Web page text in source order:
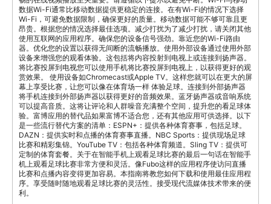
数据Wi-Fi通常比移动数据提供更稳定的连接。在有Wi-Fi的情况下选择
Wi-Fi，可避免数据限制，确保更好的质量。移动数据可能不够可靠且更
昂贵。根据您的情况选择最佳选项。减少打扰为了减少打扰，请关闭其他
使用互联网的应用程序。确保您的设备信号强劲。靠近您的Wi-Fi路由
器。优化您的设置以获得无间断的流畅播放。使用外部设备通过使用外部
设备来增强您的观看体验。这包括将内容投射到电视上或连接到扬声器。
将比赛投屏到电视您可以使用手机将比赛投屏到电视上，以获得更好的观
赏效果。 使用设备如Chromecast或Apple TV。这样您就可以在更大的屏
幕上享受比赛，让您可以像在体育场一样 体验足球。连接到外部扬声器
将手机连接到外部扬声器以获得更好的音频效果。蓝牙扬声器或音响系统
可以提高音质。这将让评论和人群噪音充满整个空间，提升您的看足球体
验。富博应用的替代品如果富博不适合您，还有其他应用可供选择。以下
是一些流行替代方案的清单：ESPN+：提供各种体育赛事，包括足球。
DAZN：提供实时和点播的体育赛事直播。NBC Sports：提供现场足球
比赛和精彩集锦。YouTube TV：包括各种体育频道。Sling TV：提供可
定制的体育套餐。关于在智能手机上观看足球比赛的最后一句话在智能手
机上观看足球比赛非常方便和灵活。像Fubo这样的应用程序使访问直播
比赛和点播内容变得更加容易。本指南将教您如何下载和使用最佳应用程
序。享受随时随地观看足球比赛的灵活性。接受现代流媒体技术带来的便
利。